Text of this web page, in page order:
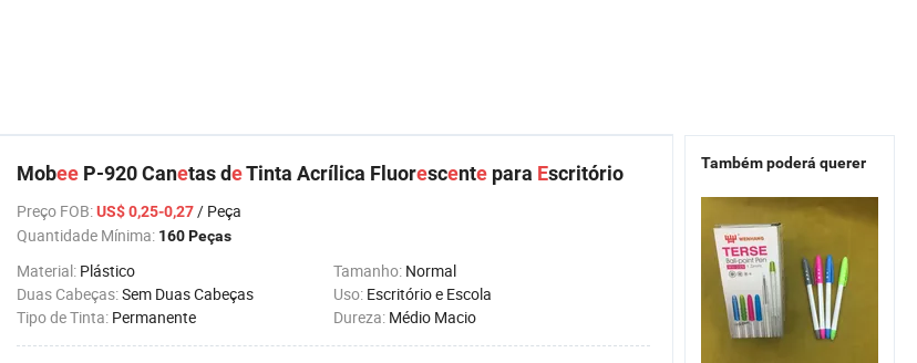
Mobee P-920 Canetas deTinta Acrílica Fluorescente para Escritório
Preço FOB:US$ 0,25-0,27/ Peça
Quantidade Mínima: 160 Peças
Material: Plástico Tamanho: Normal
Duas Cabeças:Sem Duas Cabeças Uso: Escritório e Escola
Tipo de Tinta: Permanente Dureza: Médio Macio
Também poderá querer